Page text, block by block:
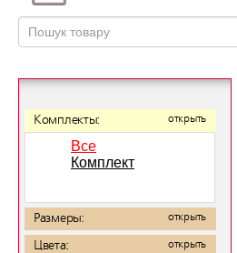
Комплекты: открыть
Все
Комплект
Размеры: открыть
Цвета: открыть